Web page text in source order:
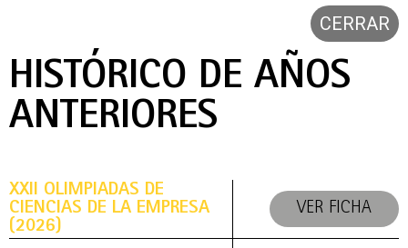
CERRAR
HISTÓRICO DE AÑOS
ANTERIORES
XXII OLIMPIADAS DE
CIENCIAS DE LA EMPRESA
(2026)
VER FICHA